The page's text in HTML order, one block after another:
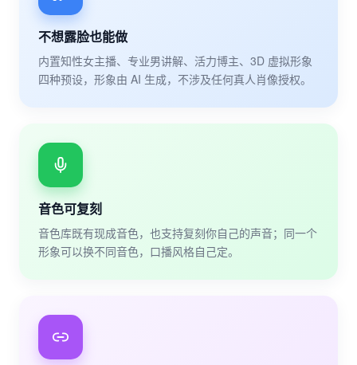
不想露脸也能做
内置知性女主播、专业男讲解、活力博主、3D 虚拟形象
四种预设，形象由 AI 生成，不涉及任何真人肖像授权。
音色可复刻
音色库既有现成音色，也支持复刻你自己的声音；同一个
形象可以换不同音色，口播风格自己定。